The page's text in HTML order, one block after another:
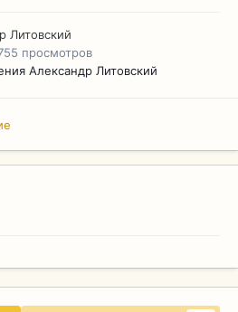
Литовский
просмотров
Александр Литовский